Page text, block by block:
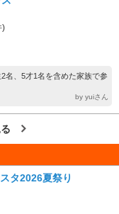
)
名、5才1名を含めた家族で参
by yuiさん
タ2026夏祭り